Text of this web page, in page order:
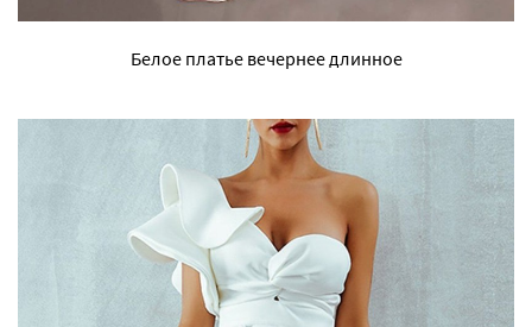
Белое платье вечернее длинное